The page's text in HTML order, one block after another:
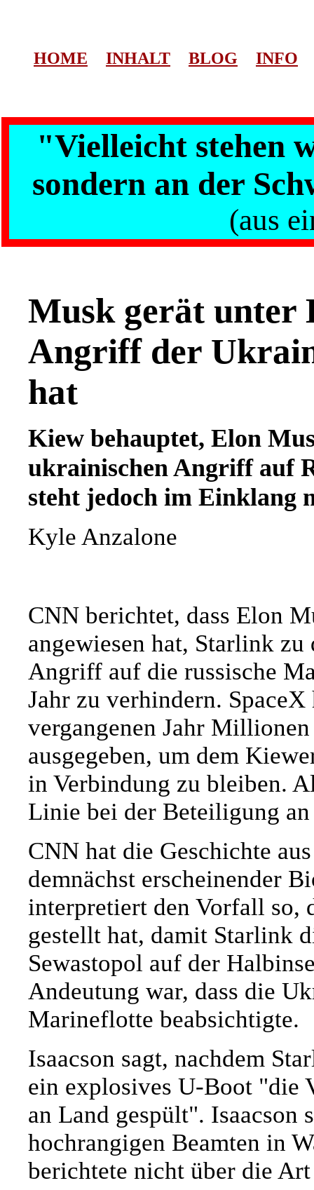
HOME INHALT BLOG INFO
"Vielleicht stehen
sondern an der
(aus
Musk gerät unter
Angriff der
hat
Kiew behauptet, Elon
ukrainischen Angriff auf
steht jedoch im Einklang
Kyle Anzalone
CNN berichtet, dass Elon
angewiesen hat, Starlink
Angriff auf die russische
Jahr zu verhindern.
vergangenen Jahr
ausgegeben, um dem
in Verbindung zu bleiben.
Linie bei der Beteiligung
CNN hat die Geschichte
demnächst erscheinender
interpretiert den Vorfall so,
gestellt hat, damit Starlink
Sewastopol auf der
Andeutung war, dass die
Marineflotte beabsichtigte.
Isaacson sagt, nachdem
ein explosives U-Boot "die
an Land gespült". Isaacson
hochrangigen Beamten in
berichtete nicht über die